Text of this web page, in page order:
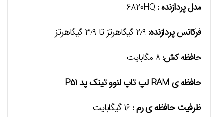
مدل پردازنده :
فرکانس پردازنده:
حافظه کش:
حافظه ی RAM لپ تاپ لنوو تینک پد P51
ظرفیت حافظه ی رم :